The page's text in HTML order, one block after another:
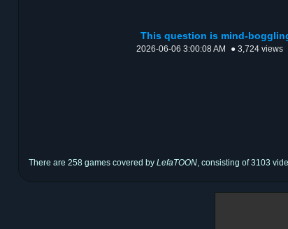
This question is mind-
2026-06-06 3:00:08 AM ● 3,724 views
There are 258 games covered by LefaTOON, consisting of 3103